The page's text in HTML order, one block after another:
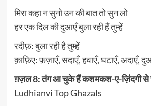
मिरा कहा न सुनो उन की बात तो सुन लो
हर एक दिल की दुआएँ बुला रही हैं तुम्हें
रदीफ़: बुला रही है तुम्हें
क़ाफ़िए: फ़ज़ाएँ, सदाएँ, हवाएँ, घटाएँ, अदाएँ,
ग़ज़ल 8: तंग आ चुके हैं कशमकश-ए-ज़िंदगी से
Ludhianvi Top Ghazals